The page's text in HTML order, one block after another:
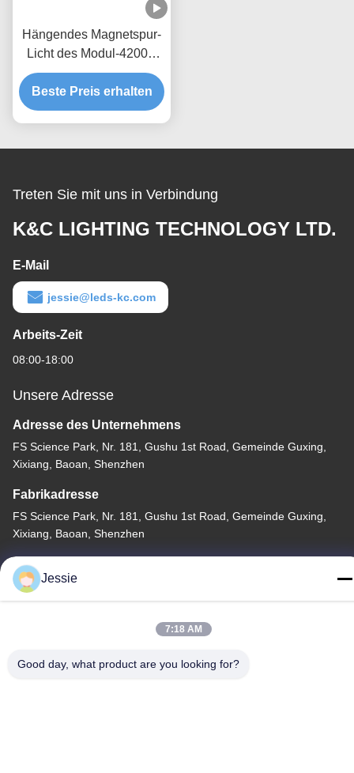
Hängendes Magnetspur-
Licht des Modul-4200K
LED
Beste Preis erhalten
Treten Sie mit uns in Verbindung
K&C LIGHTING TECHNOLOGY LTD.
E-Mail
jessie@leds-kc.com
Arbeits-Zeit
08:00-18:00
Unsere Adresse
Adresse des Unternehmens
FS Science Park, Nr. 181, Gushu 1st Road, Gemeinde Guxing,
Xixiang, Baoan, Shenzhen
Fabrikadresse
FS Science Park, Nr. 181, Gushu 1st Road, Gemeinde Guxing,
Xixiang, Baoan, Shenzhen
Telefon
86-0755-22300563
Jessie
7:18 AM
Good day, what product are you looking for?